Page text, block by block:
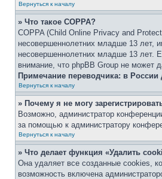
Вернуться к началу
» Что такое COPPA?
COPPA (Child Online Privacy and
несовершеннолетних младше 13 лет,
несовершеннолетних младше 13 лет.
внимание, что phpBB Group не может
Примечание переводчика: в
Вернуться к началу
» Почему я не могу
Возможно, администратор
за помощью к администратору
Вернуться к началу
» Что делает функция «Удалить
Она удаляет все созданные cookies,
возможность включена